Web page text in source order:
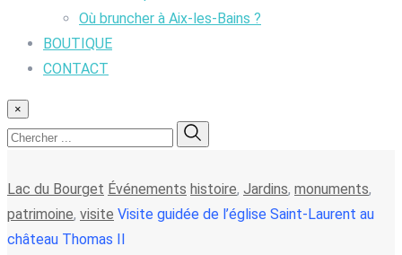
Où bruncher à Aix-les-Bains ?
BOUTIQUE
CONTACT
×
Lac du Bourget Événements histoire, Jardins, monuments,
patrimoine, visite Visite guidée de l’église Saint-Laurent au
château Thomas II